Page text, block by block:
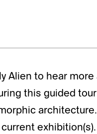
Alien to hear
this guided
exhibition(s).